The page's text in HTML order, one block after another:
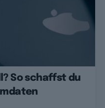
So schaffst du